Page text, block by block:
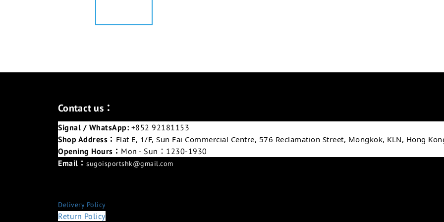
Contact us：
Signal / WhatsApp: +852 92181153
Shop Address： Flat E, 1/F, Sun Fai Commercial Centre, 576 Reclamation Street, Mongkok, KLN, Hong
Opening Hours： Mon - Sun：1230-1930
Email： sugoisportshk@gmail.com
Delivery Policy
Return Policy